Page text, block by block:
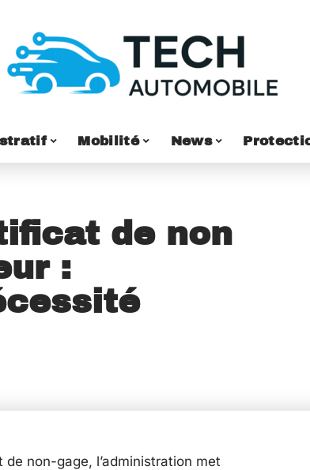
Mobilité News
de non
:
non-gage, l’administration met